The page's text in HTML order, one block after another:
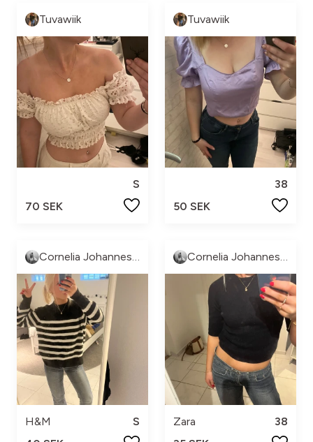
Tuvawiik
S
70 SEK
Tuvawiik
38
50 SEK
Cornelia Johannesson
H&M
S
Cornelia Johannesson
Zara
38